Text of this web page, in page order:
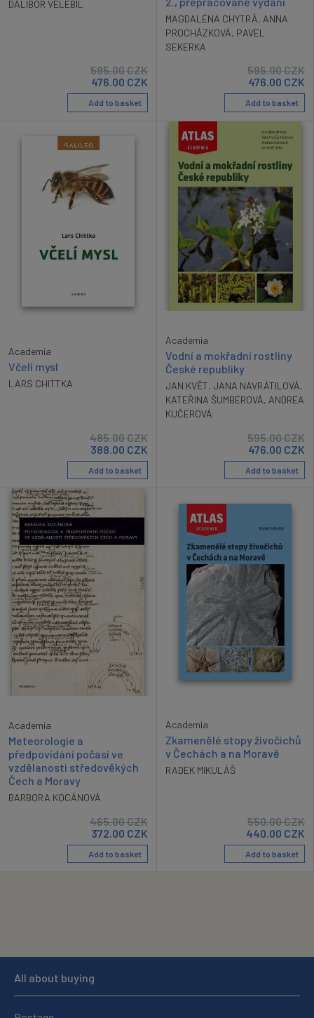
DALIBOR VELEBIL
595.00CZK
476.00 CZK
Add to basket
MAGDALÉNA CHYTRÁ, ANNA
PROCHÁZKOVÁ, PAVEL
SEKERKA
595.00CZK
476.00 CZK
Add to basket
Academia
Včelí mysl
LARS CHITTKA
485.00CZK
388.00 CZK
Add to basket
Academia
Vodní a mokřadní rostliny
České republiky
JAN KVĚT, JANA NAVRÁTILOVÁ,
KATEŘINA ŠUMBEROVÁ, ANDREA
KUČEROVÁ
595.00CZK
476.00 CZK
Add to basket
Academia
Meteorologie a
předpovídání počasí ve
vzdělanosti středověkých
Čech a Moravy
BARBORA KOCÁNOVÁ
465.00CZK
372.00 CZK
Add to basket
Academia
Zkamenělé stopy živočichů
v Čechách a na Moravě
RADEK MIKULÁŠ
550.00CZK
440.00 CZK
Add to basket
All about buying